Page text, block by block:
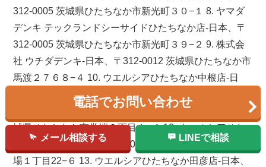
312-0005 茨城県ひたちなか市新光町３０−１ 8. ヤマダ
デンキ テックランドシーサイドひたちなか店-日本、〒
312-0005 茨城県ひたちなか市新光町３９−２ 9. 株式会
社 ウチダデンキ-日本、〒312-0012 茨城県ひたちなか市
馬渡２７６８−４ 10. ウエルシアひたちなか中根店-日
本、〒312-0011 茨城県ひたちなか市中根３３６１−１
11. ウエルシアひたちなか堂端店-日本、〒312-0051 茨
城県ひたちなか市堂端２丁目１−４ 12. ウエルシアひた
ちなか佐和店-日本、〒312-0062 茨城県ひたちなか市高
場１丁目22−６ 13. ウエルシアひたちなか田彦店-日本、
電話でお問い合わせ
メール相談する LINEで相談